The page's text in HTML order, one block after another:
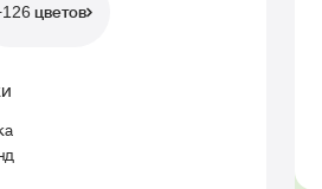
цветов